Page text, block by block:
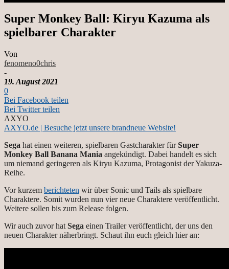
Super Monkey Ball: Kiryu Kazuma als
spielbarer Charakter
Von
fenomeno0chris
-
19. August 2021
0
Bei Facebook teilen
Bei Twitter teilen
AXYO
AXYO.de | Besuche jetzt unsere brandneue Website!
Sega hat einen weiteren, spielbaren Gastcharakter fürSuper
Monkey Ball Banana Mania angekündigt. Dabei handelt es sich
um niemand geringeren als Kiryu Kazuma, Protagonist der Yakuza-
Reihe.
Vor kurzem berichteten wir über Sonic und Tails als spielbare
Charaktere. Somit wurden nun vier neue Charaktere veröffentlicht.
Weitere sollen bis zum Release folgen.
Wir auch zuvor hat Sega einen Trailer veröffentlicht, der uns den
neuen Charakter näherbringt. Schaut ihn euch gleich hier an: